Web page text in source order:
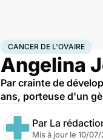
AccueilSantéMaladiesCancer
CANCER DE L'OVAIRE
Angelina
Par crainte de
ans, porteuse d'un
Par La
Mis à jour le 10/07/